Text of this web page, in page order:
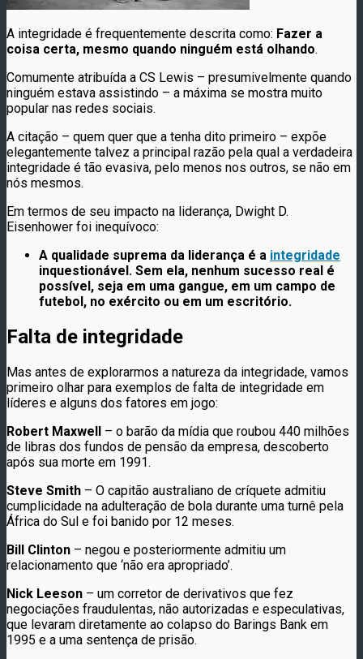
A integridade é frequentemente descrita como: Fazer a
coisa certa, mesmo quando ninguém está olhando.
Comumente atribuída a CS Lewis – presumivelmente quando
ninguém estava assistindo – a máxima se mostra muito
popular nas redes sociais.
A citação – quem quer que a tenha dito primeiro – expõe
elegantemente talvez a principal razão pela qual a verdadeira
integridade é tão evasiva, pelo menos nos outros, se não em
nós mesmos.
Em termos de seu impacto na liderança, Dwight D.
Eisenhower foi inequívoco:
A qualidade suprema da liderança é a integridade
inquestionável. Sem ela, nenhum sucesso real é
possível, seja em uma gangue, em um campo de
futebol, no exército ou em um escritório.
Falta de integridade
Mas antes de explorarmos a natureza da integridade, vamos
primeiro olhar para exemplos de falta de integridade em
líderes e alguns dos fatores em jogo:
Robert Maxwell – o barão da mídia que roubou 440 milhões
de libras dos fundos de pensão da empresa, descoberto
após sua morte em 1991.
Steve Smith – O capitão australiano de críquete admitiu
cumplicidade na adulteração de bola durante uma turnê pela
África do Sul e foi banido por 12 meses.
Bill Clinton – negou e posteriormente admitiu um
relacionamento que ‘não era apropriado’.
Nick Leeson – um corretor de derivativos que fez
negociações fraudulentas, não autorizadas e especulativas,
que levaram diretamente ao colapso do Barings Bank em
1995 e a uma sentença de prisão.